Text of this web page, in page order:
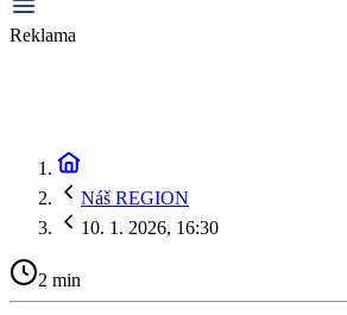
Reklama
Náš REGION
10. 1. 2026, 16:30
2 min